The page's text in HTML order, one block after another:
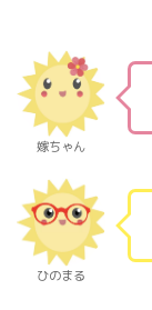
嫁ちゃん
ひのまる